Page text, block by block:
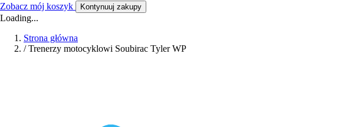
Zobacz mój koszyk Kontynuuj zakupy
Loading...
Strona główna
/ Trenerzy motocyklowi Soubirac Tyler WP